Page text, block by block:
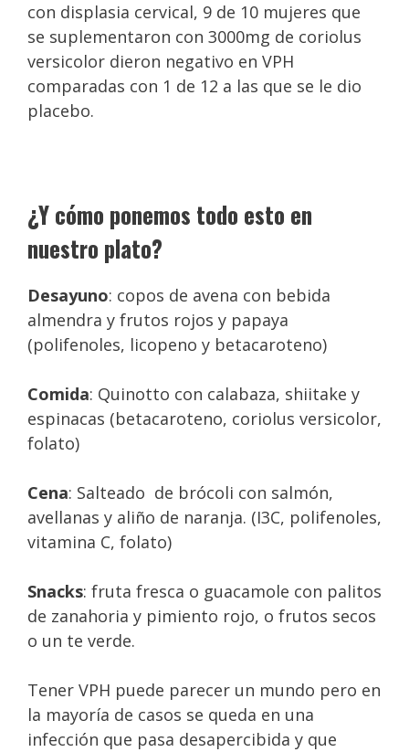
con displasia cervical, 9 de 10 mujeres que
se suplementaron con 3000mg de coriolus
versicolor dieron negativo en VPH
comparadas con 1 de 12 a las que se le dio
placebo.
¿Y cómo ponemos todo esto en
nuestro plato?
Desayuno: copos de avena con bebida
almendra y frutos rojos y papaya
(polifenoles, licopeno y betacaroteno)
Comida: Quinotto con calabaza, shiitake y
espinacas (betacaroteno, coriolus versicolor,
folato)
Cena: Salteado de brócoli con salmón,
avellanas y aliño de naranja. (I3C, polifenoles,
vitamina C, folato)
Snacks: fruta fresca o guacamole con palitos
de zanahoria y pimiento rojo, o frutos secos
o un te verde.
Tener VPH puede parecer un mundo pero en
la mayoría de casos se queda en una
infección que pasa desapercibida y que